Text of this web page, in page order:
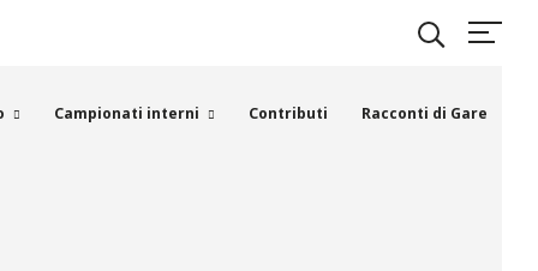
Campionati interni Contributi Racconti di Gare